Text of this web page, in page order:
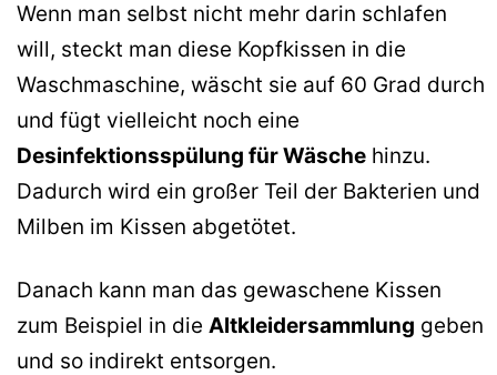
Wenn man selbst nicht mehr darin schlafen
will, steckt man diese Kopfkissen in die
Waschmaschine, wäscht sie auf 60 Grad durch
und fügt vielleicht noch eine
Desinfektionsspülung für Wäsche hinzu.
Dadurch wird ein großer Teil der Bakterien und
Milben im Kissen abgetötet.
Danach kann man das gewaschene Kissen
zum Beispiel in die Altkleidersammlung geben
und so indirekt entsorgen.